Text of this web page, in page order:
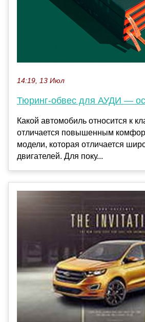
14:19, 13 Июл
Тюринг-обвес для АУДИ —
Какой автомобиль относится к
отличается повышенным
модели, которая отличается
двигателей. Для поку...